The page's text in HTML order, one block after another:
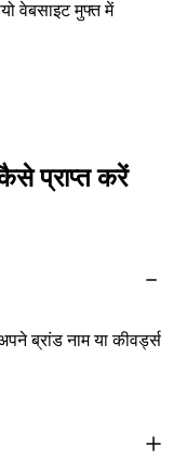
वेबसाइट मुफ्त में
प्राप्त करें
ब्रांड नाम या कीवर्ड्स